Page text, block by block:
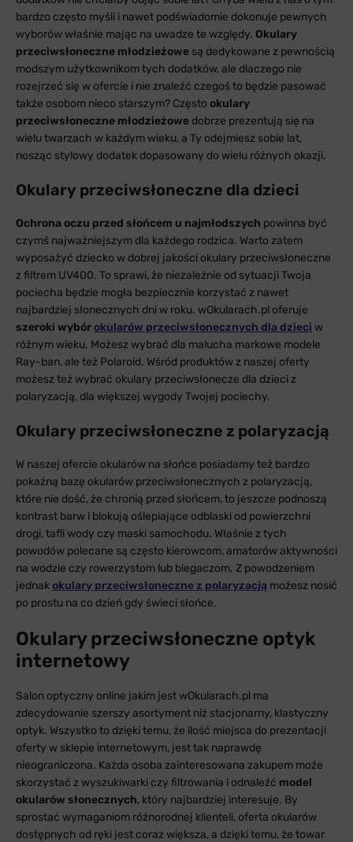
bardzo często myśli i nawet podświadomie dokonuje pewnych
wyborów właśnie mając na uwadze te względy. Okulary
przeciwsłoneczne młodzieżowe są dedykowane z pewnością
modszym użytkownikom tych dodatków, ale dlaczego nie
rozejrzeć się w ofercie i nie znaleźć czegoś to będzie pasować
także osobom nieco starszym? Często okulary
przeciwsłoneczne młodzieżowe dobrze prezentują się na
wielu twarzach w każdym wieku, a Ty odejmiesz sobie lat,
nosząc stylowy dodatek dopasowany do wielu różnych okazji.
Okulary przeciwsłoneczne dla dzieci
Ochrona oczu przed słońcem u najmłodszych powinna być
czymś najważniejszym dla każdego rodzica. Warto zatem
wyposażyć dziecko w dobrej jakości okulary przeciwsłoneczne
z filtrem UV400. To sprawi, że niezależnie od sytuacji Twoja
pociecha będzie mogła bezpiecznie korzystać z nawet
najbardziej słonecznych dni w roku. wOkularach.pl oferuje
szeroki wybórokularów przeciwsłonecznych dla dzieci w
różnym wieku. Możesz wybrać dla malucha markowe modele
Ray-ban, ale też Polaroid. Wśród produktów z naszej oferty
możesz też wybrać okulary przeciwsłonecze dla dzieci z
polaryzacją, dla większej wygody Twojej pociechy.
Okulary przeciwsłoneczne z polaryzacją
W naszej ofercie okularów na słońce posiadamy też bardzo
pokaźną bazę okularów przeciwsłonecznych z polaryzacją,
które nie dość, że chronią przed słońcem, to jeszcze podnoszą
kontrast barw i blokują oślepiające odblaski od powierzchni
drogi, tafli wody czy maski samochodu. Właśnie z tych
powodów polecane są często kierowcom, amatorów aktywności
na wodzie czy rowerzystom lub biegaczom. Z powodzeniem
jednakokulary przeciwsłoneczne z polaryzacją możesz nosić
po prostu na co dzień gdy świeci słońce.
Okulary przeciwsłoneczne optyk
internetowy
Salon optyczny online jakim jest wOkularach.pl ma
zdecydowanie szerszy asortyment niż stacjonarny, klastyczny
optyk. Wszystko to dzięki temu, że ilość miejsca do prezentacji
oferty w sklepie internetowym, jest tak naprawdę
nieograniczona. Każda osoba zainteresowana zakupem może
skorzystać z wyszukiwarki czy filtrowania i odnaleźć model
okularów słonecznych, który najbardziej interesuje. By
sprostać wymaganiom różnorodnej klienteli, oferta okularów
dostępnych od ręki jest coraz większa, a dzięki temu, że towar